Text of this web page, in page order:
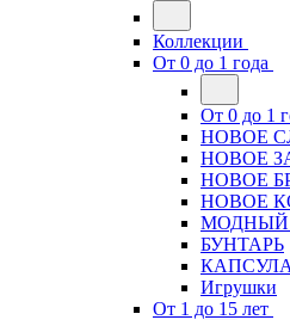
Коллекции
От 0 до 1 года
От 0 до 1
НОВОЕ
НОВОЕ
НОВОЕ
НОВОЕ
МОДНЫЙ
БУНТАРЬ
Игрушки
От 1 до 15 лет